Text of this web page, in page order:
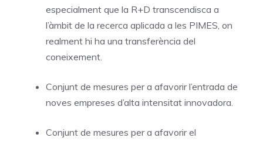
especialment que la R+D transcendisca a
l’àmbit de la recerca aplicada a les PIMES, on
realment hi ha una transferència del
coneixement.
Conjunt de mesures per a afavorir l’entrada de
noves empreses d’alta intensitat innovadora.
Conjunt de mesures per a afavorir el